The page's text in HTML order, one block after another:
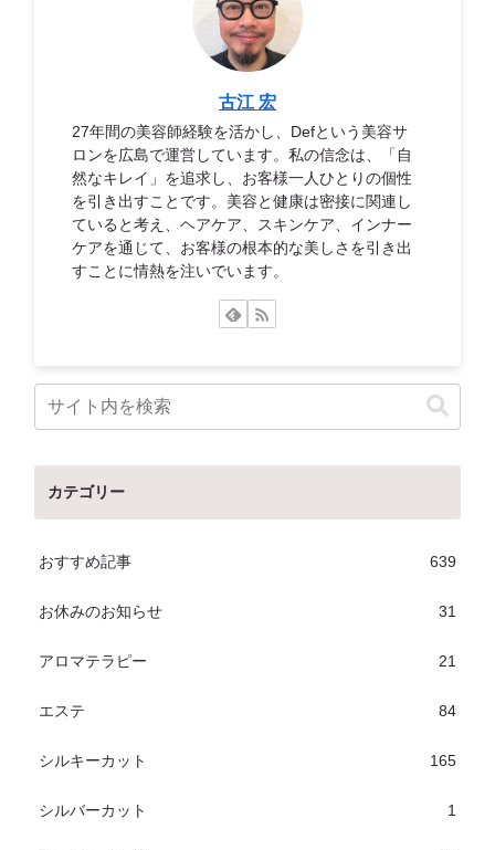
古江 宏
27年間の美容師経験を活かし、Defという美容サ
ロンを広島で運営しています。私の信念は、「自
然なキレイ」を追求し、お客様一人ひとりの個性
を引き出すことです。美容と健康は密接に関連し
ていると考え、ヘアケア、スキンケア、インナー
ケアを通じて、お客様の根本的な美しさを引き出
すことに情熱を注いでいます。
カテゴリー
おすすめ記事 639
お休みのお知らせ 31
アロマテラピー 21
エステ 84
シルキーカット 165
シルバーカット 1